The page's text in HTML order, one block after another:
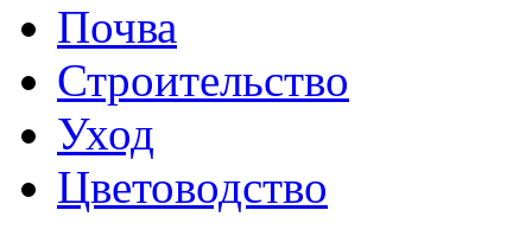
Почва
Строительство
Уход
Цветоводство